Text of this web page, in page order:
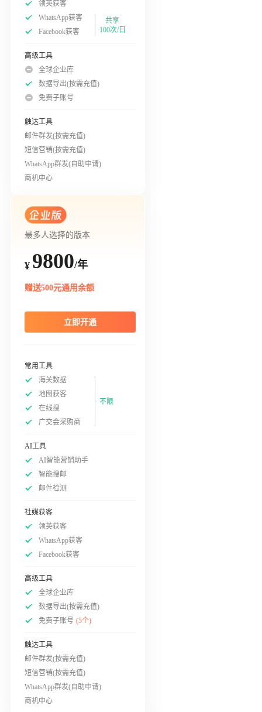
领英获客
WhatsApp获客
Facebook获客
共享
100次/日
高级工具
全球企业库
数据导出(按需充值)
免费子账号
触达工具
邮件群发(按需充值)
短信营销(按需充值)
WhatsApp群发(自助申请)
商机中心
最多人选择的版本
¥ 9800/年
赠送500元通用余额
立即开通
常用工具
海关数据
地图获客
在线搜
广交会采购商
不限
AI工具
AI智能营销助手
智能搜邮
邮件检测
社媒获客
领英获客
WhatsApp获客
Facebook获客
高级工具
全球企业库
数据导出(按需充值)
免费子账号 (5个)
触达工具
邮件群发(按需充值)
短信营销(按需充值)
WhatsApp群发(自助申请)
商机中心